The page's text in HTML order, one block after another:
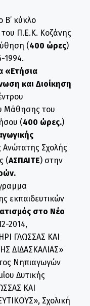
Β’ κύκλο
Π.Ε.Κ. Κοζάνης
(400 ώρες)
1994.
«Ετήσια
και Διοίκηση
Μάθησης του
(400 ώρες.)
Ανώτατης Σχολής
(ΑΣΠΑΙΤΕ) στην
εκπαιδευτικών
στο Νέο
2014,
ΓΛΩΣΣΑΣ ΚΑΙ
ΔΙΔΑΣΚΑΛΙΑΣ»
Νηπιαγωγών
Δυτικής
ΚΑΙ
Σχολική